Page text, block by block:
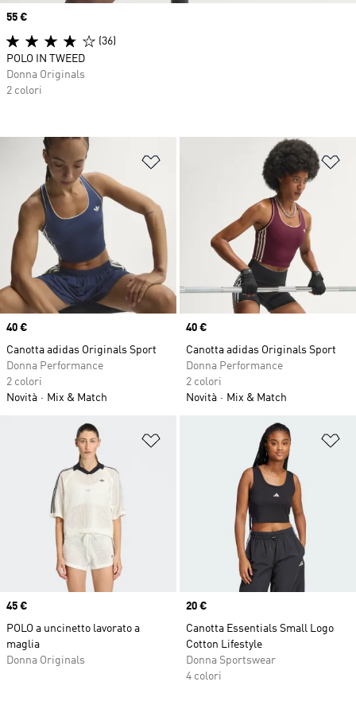
Aggiungi alla lista dei desideri
Price
40 €
Canotta adidas Originals Sport
Donna Performance
2 colori
Novità
Mix & Match
Price
40 €
Canotta adidas Originals Sport
Donna Performance
2 colori
Novità
Mix & Match
Aggiungi alla lista dei desideri
Price
45 €
POLO a uncinetto lavorato a
maglia
Donna Originals
Price
20 €
Canotta Essentials Small Logo
Cotton Lifestyle
Donna Sportswear
4 colori
Price
55 €
(36)
POLO IN TWEED
Donna Originals
2 colori